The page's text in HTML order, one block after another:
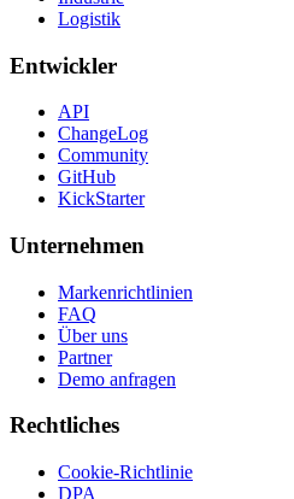
Logistik
Entwickler
API
ChangeLog
Community
GitHub
KickStarter
Unternehmen
Markenrichtlinien
FAQ
Über uns
Partner
Demo anfragen
Rechtliches
Cookie-Richtlinie
DPA